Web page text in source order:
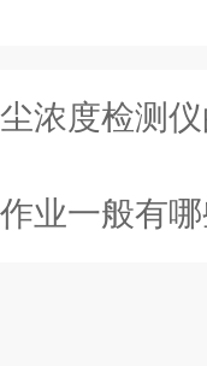
浓度检测
业一般有哪